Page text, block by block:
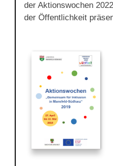
der Aktionswochen
der Öffentlichkeit